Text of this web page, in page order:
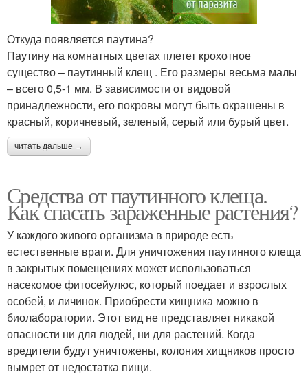
Откуда появляется паутина?
Паутину на комнатных цветах плетет крохотное
существо – паутинный клещ . Его размеры весьма малы
– всего 0,5-1 мм. В зависимости от видовой
принадлежности, его покровы могут быть окрашены в
красный, коричневый, зеленый, серый или бурый цвет.
читать дальше →
Средства от паутинного клеща.
Как спасать зараженные растения?
У каждого живого организма в природе есть
естественные враги. Для уничтожения паутинного клеща
в закрытых помещениях может использоваться
насекомое фитосейулюс, который поедает и взрослых
особей, и личинок. Приобрести хищника можно в
биолаборатории. Этот вид не представляет никакой
опасности ни для людей, ни для растений. Когда
вредители будут уничтожены, колония хищников просто
вымрет от недостатка пищи.